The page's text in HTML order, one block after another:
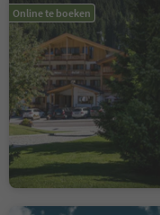
Online te boeken